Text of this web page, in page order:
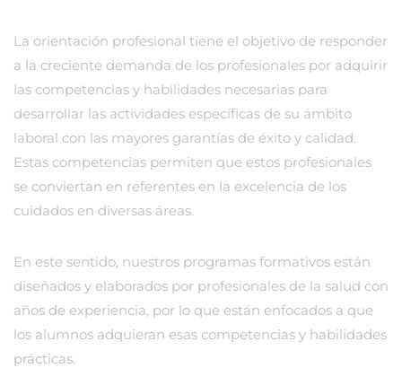
La orientación profesional tiene el objetivo de responder
a la creciente demanda de los profesionales por adquirir
las competencias y habilidades necesarias para
desarrollar las actividades específicas de su ámbito
laboral con las mayores garantías de éxito y calidad.
Estas competencias permiten que estos profesionales
se conviertan en referentes en la excelencia de los
cuidados en diversas áreas.
En este sentido, nuestros programas formativos están
diseñados y elaborados por profesionales de la salud con
años de experiencia, por lo que están enfocados a que
los alumnos adquieran esas competencias y habilidades
prácticas.